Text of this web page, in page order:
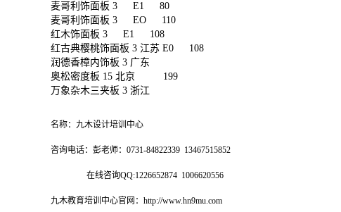
麦哥利饰面板 3 E1 80
麦哥利饰面板 3 EO 110
红木饰面板 3 E1 108
红古典樱桃饰面板 3 江苏 E0 108
润德香樟内饰板 3 广东
奥松密度板 15 北京 199
万象杂木三夹板 3 浙江
名称：九木设计培训中心
咨询电话：彭老师：0731-84822339 13467515852
在线咨询QQ:1226652874 1006620556
九木教育培训中心官网：http://www.hn9mu.com